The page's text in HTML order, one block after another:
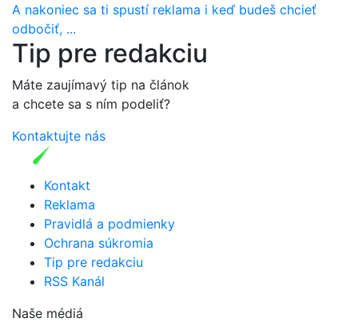
A nakoniec sa ti spustí reklama i keď budeš chcieť
odbočiť, ...
Tip pre redakciu
Máte zaujímavý tip na článok
a chcete sa s ním podeliť?
Kontaktujte nás
Kontakt
Reklama
Pravidlá a podmienky
Ochrana súkromia
Tip pre redakciu
RSS Kanál
Naše médiá